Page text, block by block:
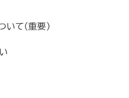
て（重要）